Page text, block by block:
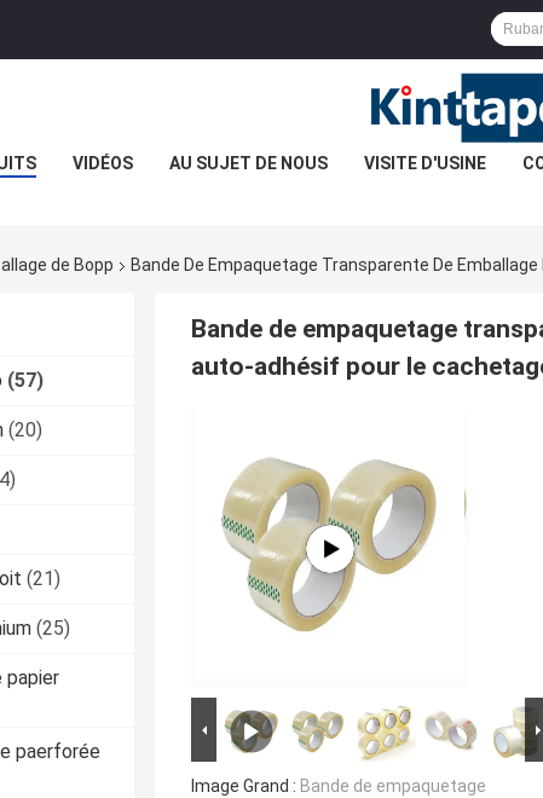
VIDÉOS AU SUJET DE NOUS VISITE D'USINE
de Bopp Bande De Empaquetage Transparente De
(57)
(20)
(21)
(25)
papier
paerforée
Bande de empaquetage
auto-adhésif pour le
Image Grand : Bande de empaquetage